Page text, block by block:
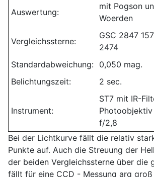
Auswertung:
mit Pogson
Woerden
Vergleichssterne:
GSC 2847
2474
Standardabweichung: 0,050 mag.
Belichtungszeit:
2 sec.
Instrument:
ST7 mit IR-
f/2,8
Bei der Lichtkurve fällt die relativ
Punkte auf. Auch die Streuung der
der beiden Vergleichssterne über die
fällt für eine CCD - Messung arg groß